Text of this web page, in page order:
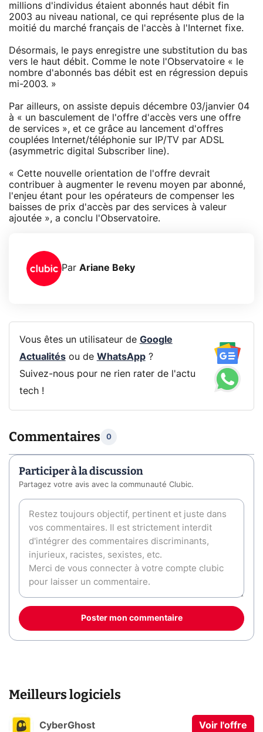
millions d'individus étaient abonnés haut débit fin
2003 au niveau national, ce qui représente plus de la
moitié du marché français de l'accès à l'Internet fixe.
Désormais, le pays enregistre une substitution du bas
vers le haut débit. Comme le note l'Observatoire « le
nombre d'abonnés bas débit est en régression depuis
mi-2003. »
Par ailleurs, on assiste depuis décembre 03/janvier 04
à « un basculement de l'offre d'accès vers une offre
de services », et ce grâce au lancement d'offres
couplées Internet/téléphonie sur IP/TV par ADSL
(asymmetric digital Subscriber line).
« Cette nouvelle orientation de l'offre devrait
contribuer à augmenter le revenu moyen par abonné,
l'enjeu étant pour les opérateurs de compenser les
baisses de prix d'accès par des services à valeur
ajoutée », a conclu l'Observatoire.
Par Ariane Beky
Vous êtes un utilisateur de Google
Actualitésou de WhatsApp?
Suivez-nous pour ne rien rater de l'actu
tech !
Commentaires 0
Participer à la discussion
Partagez votre avis avec la communauté Clubic.
Poster mon commentaire
Meilleurs logiciels
CyberGhost Voir l'offre